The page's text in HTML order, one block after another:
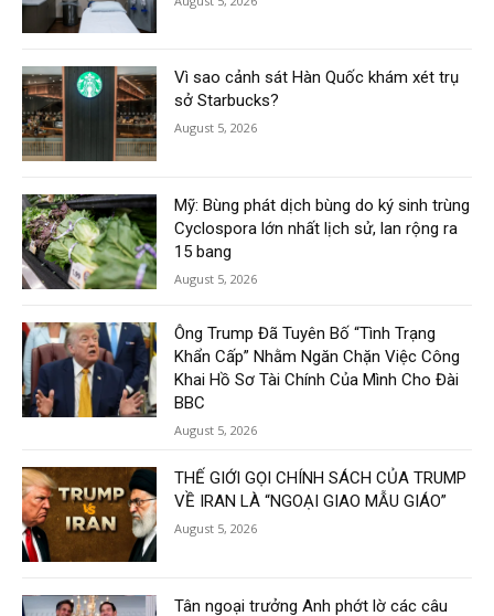
Vì sao cảnh sát Hàn Quốc khám xét trụ
sở Starbucks?
August 5, 2026
Mỹ: Bùng phát dịch bùng do ký sinh trùng
Cyclospora lớn nhất lịch sử, lan rộng ra
15 bang
August 5, 2026
Ông Trump Đã Tuyên Bố “Tình Trạng
Khẩn Cấp” Nhằm Ngăn Chặn Việc Công
Khai Hồ Sơ Tài Chính Của Mình Cho Đài
BBC
August 5, 2026
THẾ GIỚI GỌI CHÍNH SÁCH CỦA TRUMP
VỀ IRAN LÀ “NGOẠI GIAO MẪU GIÁO”
August 5, 2026
Tân ngoại trưởng Anh phớt lờ các câu